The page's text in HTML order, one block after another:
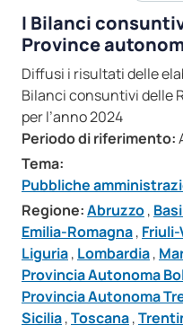
I Bilanci
Province
Diffusi i risultati delle
Bilanci consuntivi delle
per l’anno 2024
Periodo di riferimento:
Tema:
Pubbliche
Regione:Abruzzo,
Emilia-Romagna,
Liguria, Lombardia,
Provincia Autonoma
Provincia Autonoma
Sicilia,Toscana,